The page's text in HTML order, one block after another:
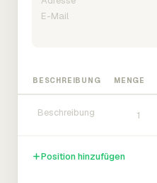
BESCHREIBUNG MENGE
Position hinzufügen